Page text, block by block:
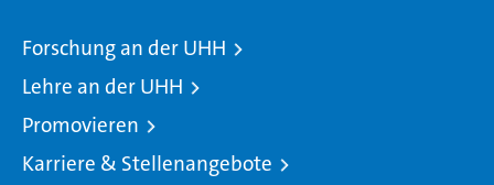
Forschung an der UHH
Lehre an der UHH
Promovieren
Karriere & Stellenangebote